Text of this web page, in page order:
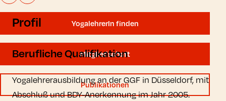
YogalehrerIn finden
Mitgliedschaft
Publikationen
Profil
Berufliche Qualifikation
Yogalehrerausbildung an der GGF in Düsseldorf, mit
Abschluß und BDY-Anerkennung im Jahr 2005.